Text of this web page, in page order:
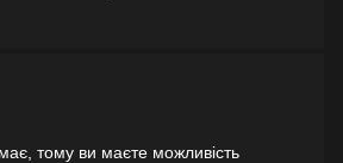
тому ви маєте можливість